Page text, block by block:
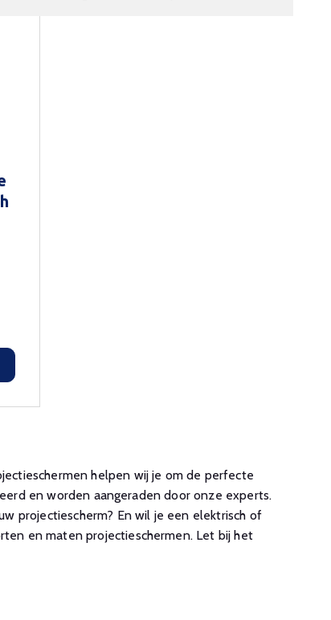
helpen wij je om de perfecte
en worden aangeraden door onze experts.
projectiescherm? En wil je een elektrisch of
en maten projectieschermen. Let bij het